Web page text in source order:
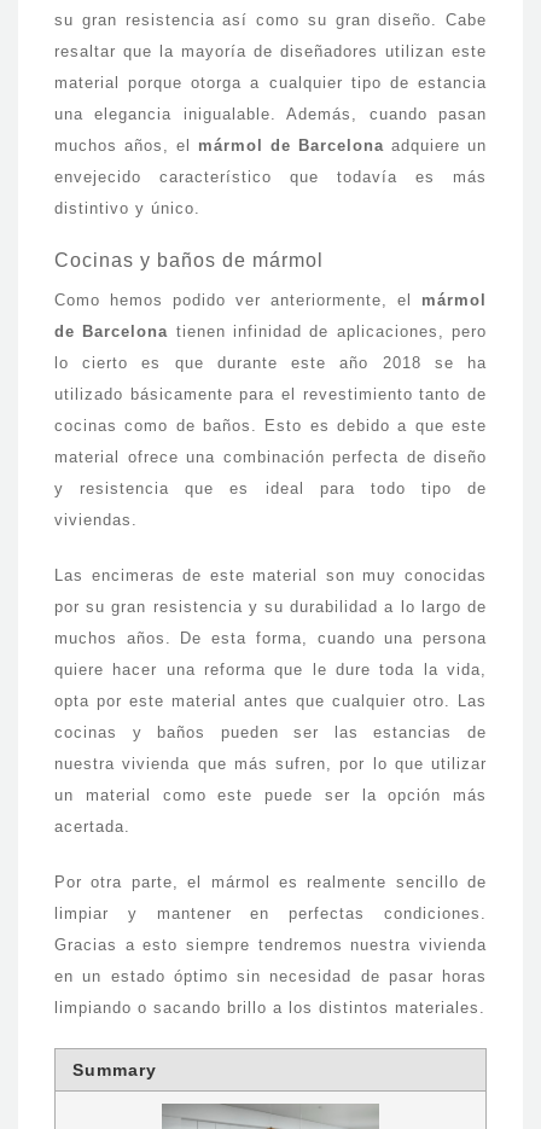
su gran resistencia así como su gran diseño. Cabe
resaltar que la mayoría de diseñadores utilizan este
material porque otorga a cualquier tipo de estancia
una elegancia inigualable. Además, cuando pasan
muchos años, el mármol de Barcelona adquiere un
envejecido característico que todavía es más
distintivo y único.
Cocinas y baños de mármol
Como hemos podido ver anteriormente, el mármol
de Barcelona tienen infinidad de aplicaciones, pero
lo cierto es que durante este año 2018 se ha
utilizado básicamente para el revestimiento tanto de
cocinas como de baños. Esto es debido a que este
material ofrece una combinación perfecta de diseño
y resistencia que es ideal para todo tipo de
viviendas.
Las encimeras de este material son muy conocidas
por su gran resistencia y su durabilidad a lo largo de
muchos años. De esta forma, cuando una persona
quiere hacer una reforma que le dure toda la vida,
opta por este material antes que cualquier otro. Las
cocinas y baños pueden ser las estancias de
nuestra vivienda que más sufren, por lo que utilizar
un material como este puede ser la opción más
acertada.
Por otra parte, el mármol es realmente sencillo de
limpiar y mantener en perfectas condiciones.
Gracias a esto siempre tendremos nuestra vivienda
en un estado óptimo sin necesidad de pasar horas
limpiando o sacando brillo a los distintos materiales.
Summary